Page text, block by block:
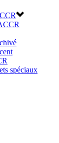
spéciaux